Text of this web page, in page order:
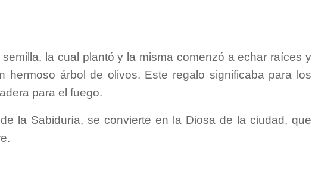
la cual plantó y la misma comenzó a echar raíces y
hermoso árbol de olivos. Este regalo significaba para los
para el fuego.
la Sabiduría, se convierte en la Diosa de la ciudad, que